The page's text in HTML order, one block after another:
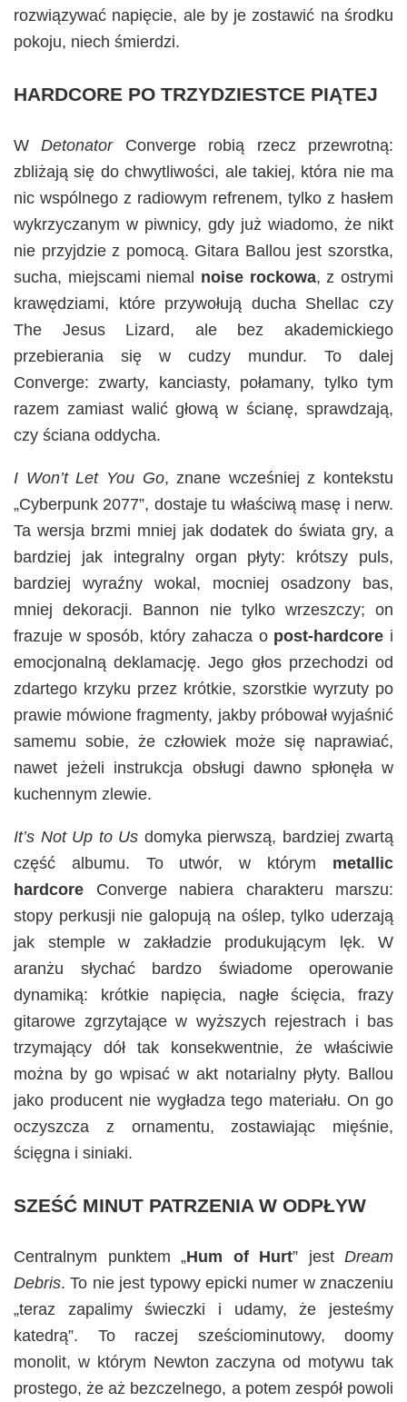
rozwiązywać napięcie, ale by je zostawić na środku
pokoju, niech śmierdzi.
HARDCORE PO TRZYDZIESTCE PIĄTEJ
WDetonatorConverge robią rzecz przewrotną:
zbliżają się do chwytliwości, ale takiej, która nie ma
nic wspólnego z radiowym refrenem, tylko z hasłem
wykrzyczanym w piwnicy, gdy już wiadomo, że nikt
nie przyjdzie z pomocą. Gitara Ballou jest szorstka,
sucha, miejscami niemal noise rockowa, z ostrymi
krawędziami, które przywołują ducha Shellac czy
The Jesus Lizard, ale bez akademickiego
przebierania się w cudzy mundur. To dalej
Converge: zwarty, kanciasty, połamany, tylko tym
razem zamiast walić głową w ścianę, sprawdzają,
czy ściana oddycha.
I Won’t Let You Go, znane wcześniej z kontekstu
„Cyberpunk 2077”, dostaje tu właściwą masę i nerw.
Ta wersja brzmi mniej jak dodatek do świata gry, a
bardziej jak integralny organ płyty: krótszy puls,
bardziej wyraźny wokal, mocniej osadzony bas,
mniej dekoracji. Bannon nie tylko wrzeszczy; on
frazuje w sposób, który zahacza o post-hardcore i
emocjonalną deklamację. Jego głos przechodzi od
zdartego krzyku przez krótkie, szorstkie wyrzuty po
prawie mówione fragmenty, jakby próbował wyjaśnić
samemu sobie, że człowiek może się naprawiać,
nawet jeżeli instrukcja obsługi dawno spłonęła w
kuchennym zlewie.
It’s Not Up to Us domyka pierwszą, bardziej zwartą
część albumu. To utwór, w którym metallic
hardcore Converge nabiera charakteru marszu:
stopy perkusji nie galopują na oślep, tylko uderzają
jak stemple w zakładzie produkującym lęk. W
aranżu słychać bardzo świadome operowanie
dynamiką: krótkie napięcia, nagłe ścięcia, frazy
gitarowe zgrzytające w wyższych rejestrach i bas
trzymający dół tak konsekwentnie, że właściwie
można by go wpisać w akt notarialny płyty. Ballou
jako producent nie wygładza tego materiału. On go
oczyszcza z ornamentu, zostawiając mięśnie,
ścięgna i siniaki.
SZEŚĆ MINUT PATRZENIA W ODPŁYW
Centralnym punktem „Hum of Hurt” jest Dream
Debris. To nie jest typowy epicki numer w znaczeniu
„teraz zapalimy świeczki i udamy, że jesteśmy
katedrą”. To raczej sześciominutowy, doomy
monolit, w którym Newton zaczyna od motywu tak
prostego, że aż bezczelnego, a potem zespół powoli